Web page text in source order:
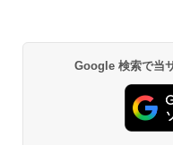
Google 検索で当